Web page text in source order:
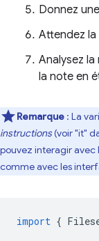
Donnez
Attendez
Analysez
la note en
Remarque : La
instructions(voir "it"
pouvez interagir avec
comme avec les
import {